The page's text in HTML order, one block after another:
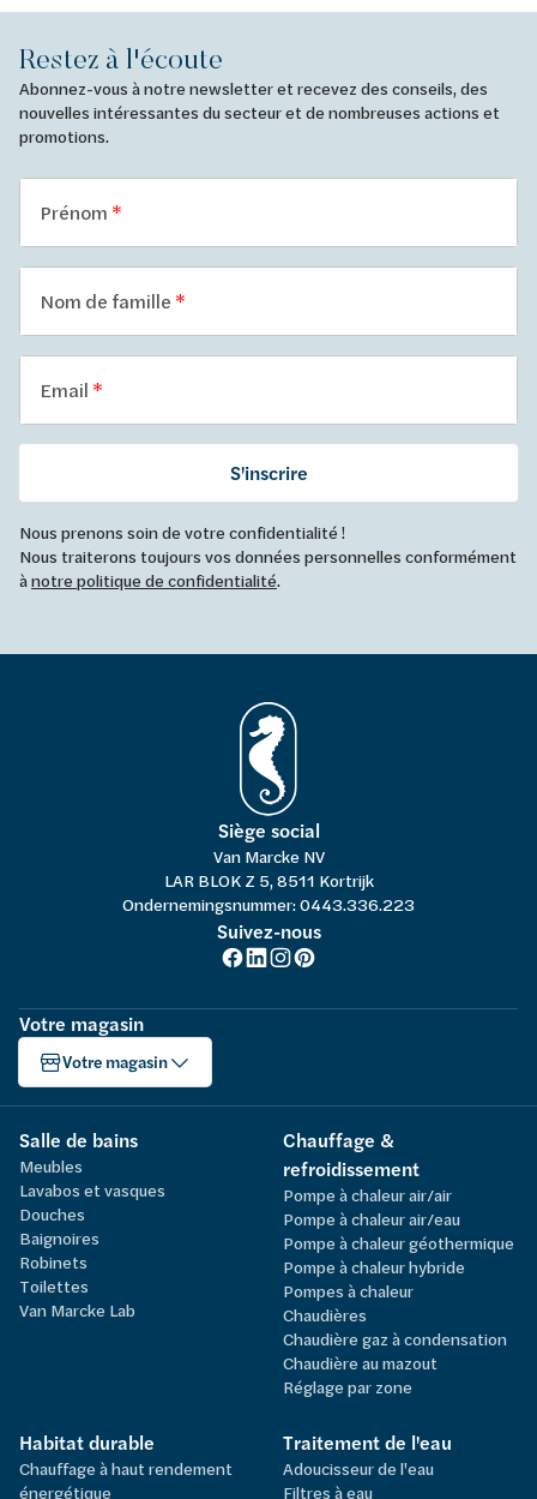
Restez à l'écoute
Abonnez-vous à notre newsletter et recevez des conseils, des
nouvelles intéressantes du secteur et de nombreuses actions et
promotions.
Prénom
Nom de famille
Email
S'inscrire
Nous prenons soin de votre confidentialité !
Nous traiterons toujours vos données personnelles conformément
ànotre politique de confidentialité.
Siège social
Van Marcke NV
LAR BLOK Z 5, 8511 Kortrijk
Ondernemingsnummer: 0443.336.223
Suivez-nous
Votre magasin
Votre magasin
Salle de bains
Meubles
Lavabos et vasques
Douches
Baignoires
Robinets
Toilettes
Van Marcke Lab
Chauffage &
refroidissement
Pompe à chaleur air/air
Pompe à chaleur air/eau
Pompe à chaleur géothermique
Pompe à chaleur hybride
Pompes à chaleur
Chaudières
Chaudière gaz à condensation
Chaudière au mazout
Réglage par zone
Habitat durable
Chauffage à haut rendement
énergétique
Traitement de l'eau
Adoucisseur de l'eau
Filtres à eau